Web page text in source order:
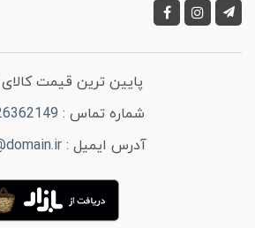
پایین ترین قیمت
شماره تماس :
آدرس ایمیل :